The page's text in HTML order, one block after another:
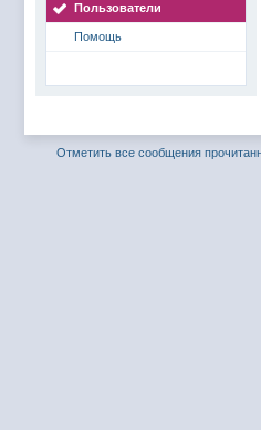
Пользователи
Помощь
Отметить все сообщения